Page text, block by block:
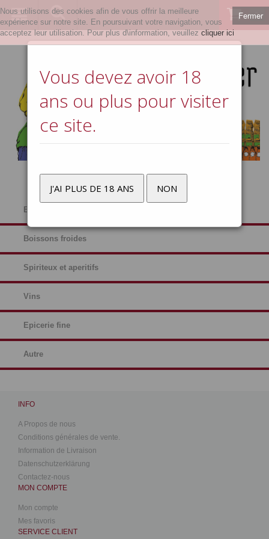
0
Bières
Boissons froides
Spiriteux et aperitifs
Vins
Epicerie fine
Autre
Vous devez avoir 18
ans ou plus pour visiter
ce site.
J'AI PLUS DE 18 ANS NON
INFO
A Propos de nous
Conditions générales de vente.
Information de Livraison
Datenschutzerklärung
Contactez-nous
MON COMPTE
Mon compte
Mes favoris
SERVICE CLIENT
Fermer
Nous utilisons des cookies afin de vous offrir la meilleure
expérience sur notre site. En poursuivant votre navigation, vous
acceptez leur utilisation. Pour plus d\information, veuillez cliquer ici